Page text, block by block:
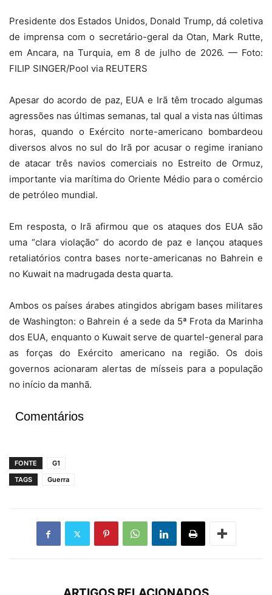
Presidente dos Estados Unidos, Donald Trump, dá coletiva
de imprensa com o secretário-geral da Otan, Mark Rutte,
em Ancara, na Turquia, em 8 de julho de 2026. — Foto:
FILIP SINGER/Pool via REUTERS
Apesar do acordo de paz, EUA e Irã têm trocado algumas
agressões nas últimas semanas, tal qual a vista nas últimas
horas, quando o Exército norte-americano bombardeou
diversos alvos no sul do Irã por acusar o regime iraniano
de atacar três navios comerciais no Estreito de Ormuz,
importante via marítima do Oriente Médio para o comércio
de petróleo mundial.
Em resposta, o Irã afirmou que os ataques dos EUA são
uma “clara violação” do acordo de paz e lançou ataques
retaliatórios contra bases norte-americanas no Bahrein e
no Kuwait na madrugada desta quarta.
Ambos os países árabes atingidos abrigam bases militares
de Washington: o Bahrein é a sede da 5ª Frota da Marinha
dos EUA, enquanto o Kuwait serve de quartel-general para
as forças do Exército americano na região. Os dois
governos acionaram alertas de mísseis para a população
no início da manhã.
Comentários
FONTE
G1
TAGS
Guerra